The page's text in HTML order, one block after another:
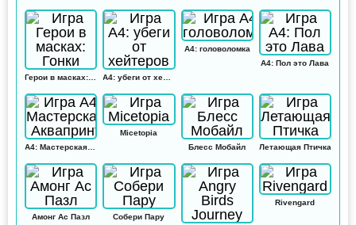
А4: головоломка
А4: Пол это Лава
Micetopia
Блесс Мобайл
Летающая Птичка
Амонг Ас Пазл
Собери Пару
Rivengard